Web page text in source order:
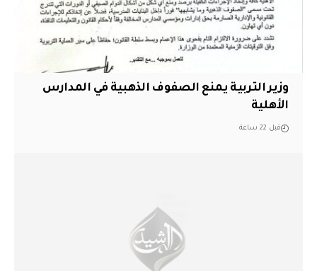
وزير التربية يمنع الصفوف الذهبية في المدارس
الأهلية
قبل 22 ساعة